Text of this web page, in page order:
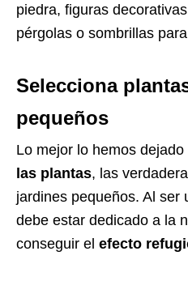
piedra, figuras
pérgolas o sombrillas
Selecciona
pequeños
Lo mejor lo hemos
las plantas, las
jardines pequeños. Al ser
debe estar dedicado a la
conseguir el efecto